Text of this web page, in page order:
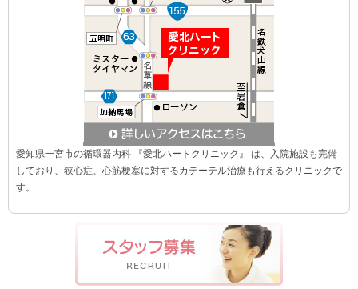
愛知県一宮市の循環器内科 『愛北ハートクリニック』 は、入院施設も完備
しており、狭心症、心筋梗塞に対するカテーテル治療も行えるクリニックで
す。